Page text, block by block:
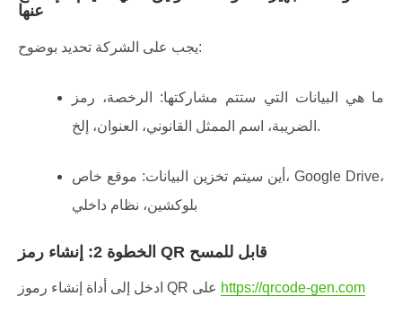
عنها
يجب على الشركة تحديد بوضوح:
ما هي البيانات التي ستتم مشاركتها: الرخصة، رمز
الضريبة، اسم الممثل القانوني، العنوان، إلخ.
أين سيتم تخزين البيانات: موقع خاص، Google Drive،
بلوكشين، نظام داخلي
الخطوة 2: إنشاء رمز QR قابل للمسح
https://qrcode-gen.com